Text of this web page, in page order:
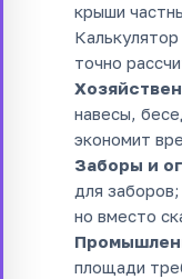
крыши
точно
навесы,
экономит
Заборы и
для
но вместо
площади